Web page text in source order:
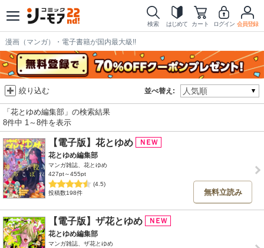
検索 はじめて カート ログイン 会員登録
漫画（マンガ）・電子書籍が国内最大級!!
並べ替え:
絞り込む
「花とゆめ編集部」の検索結果
8件中 1～8件を表示
【電子版】花とゆめ
花とゆめ編集部
マンガ雑誌、花とゆめ
427pt～455pt
(4.5)
投稿数198件
無料立読み
【電子版】ザ花とゆめ
花とゆめ編集部
マンガ雑誌、ザ花とゆめ